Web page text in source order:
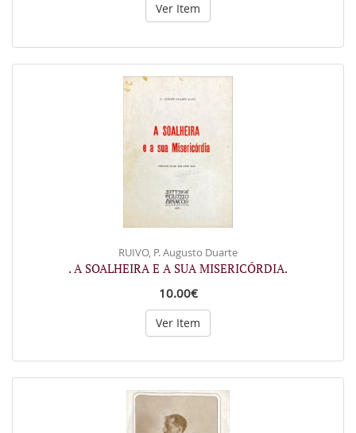
Ver Item
RUIVO, P. Augusto Duarte
. A SOALHEIRA E A SUA MISERICÓRDIA.
10.00€
Ver Item